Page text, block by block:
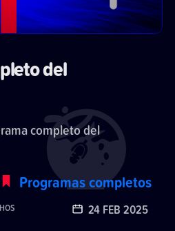
del
completo del
Programas completos
24 FEB 2025